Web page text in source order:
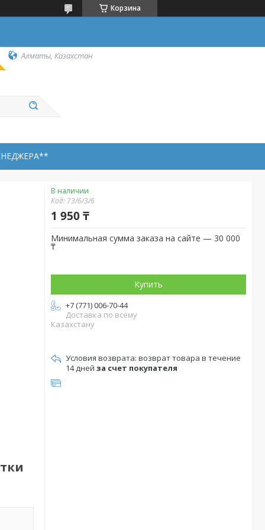
Корзина
Алматы, Казахстан
В наличии
Код: 73/6/3/6
1 950 ₸
Минимальная сумма заказа на сайте — 30 000
₸
Купить
+7 (771) 006-70-44
Доставка по всему
Казахстану
возврат товара в течение
14 дней за счет покупателя